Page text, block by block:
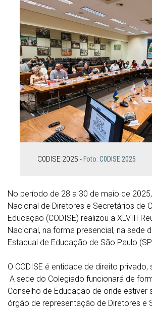
C0DISE 2025 - Foto: C0DISE 2025
No período de 28 a 30 de maio de
Nacional de Diretores e Secretários de
Educação (CODISE) realizou a XLVIII
Nacional, na forma presencial, na sede
Estadual de Educação de São Paulo
O CODISE é entidade de direito
A sede do Colegiado funcionará de
Conselho de Educação de onde estiver
órgão de representação de Diretores e